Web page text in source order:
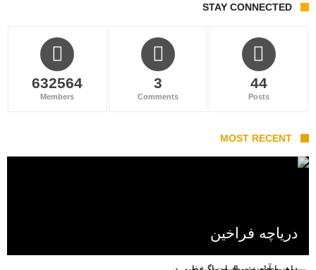
STAY CONNECTED
44
Posts
3
Comments
632564
Members
MOST RECENT
دریاچه فراخین